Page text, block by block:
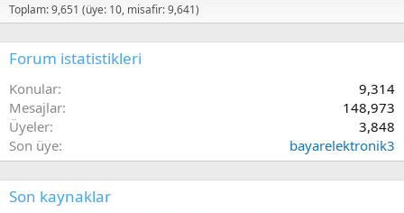
Toplam: 9,651 (üye: 10, misafir: 9,641)
Forum istatistikleri
Konular
9,314
Mesajlar
148,973
Üyeler
3,848
Son üye
bayarelektronik3
Son kaynaklar